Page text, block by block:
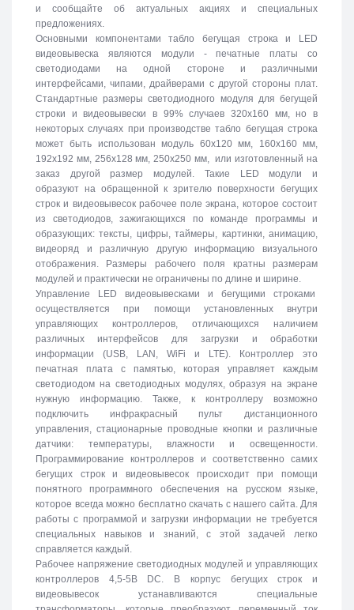
и сообщайте об актуальных акциях и специальных
предложениях.
Основными компонентами табло бегущая строка и LED
видеовывеска являются модули - печатные платы со
светодиодами на одной стороне и различными
интерфейсами, чипами, драйверами с другой стороны плат.
Стандартные размеры светодиодного модуля для бегущей
строки и видеовывески в 99% случаев 320х160 мм, но в
некоторых случаях при производстве табло бегущая строка
может быть использован модуль 60х120 мм, 160х160 мм,
192х192 мм, 256х128 мм, 250х250 мм, или изготовленный на
заказ другой размер модулей. Такие LED модули и
образуют на обращенной к зрителю поверхности бегущих
строк и видеовывесок рабочее поле экрана, которое состоит
из светодиодов, зажигающихся по команде программы и
образующих: тексты, цифры, таймеры, картинки, анимацию,
видеоряд и различную другую информацию визуального
отображения. Размеры рабочего поля кратны размерам
модулей и практически не ограничены по длине и ширине.
Управление LED видеовывесками и бегущими строками
осуществляется при помощи установленных внутри
управляющих контроллеров, отличающихся наличием
различных интерфейсов для загрузки и обработки
информации (USB, LAN, WiFi и LTE). Контроллер это
печатная плата с памятью, которая управляет каждым
светодиодом на светодиодных модулях, образуя на экране
нужную информацию. Также, к контроллеру возможно
подключить инфракрасный пульт дистанционного
управления, стационарные проводные кнопки и различные
датчики: температуры, влажности и освещенности.
Программирование контроллеров и соответственно самих
бегущих строк и видеовывесок происходит при помощи
понятного программного обеспечения на русском языке,
которое всегда можно бесплатно скачать с нашего сайта. Для
работы с программой и загрузки информации не требуется
специальных навыков и знаний, с этой задачей легко
справляется каждый.
Рабочее напряжение светодиодных модулей и управляющих
контроллеров 4,5-5В DC. В корпус бегущих строк и
видеовывесок устанавливаются специальные